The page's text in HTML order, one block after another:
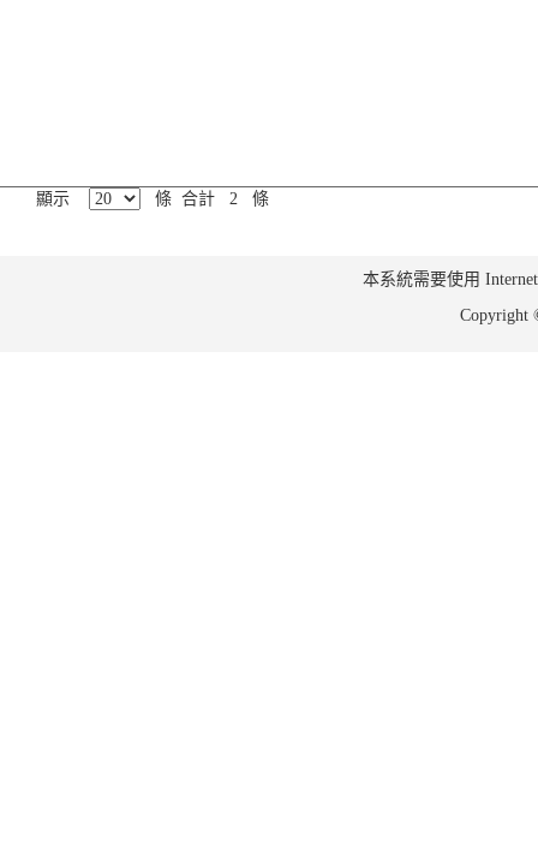
顯示 條 合計 2 條
本系統需要使用
Copyright